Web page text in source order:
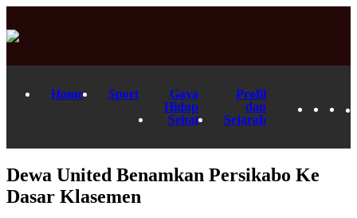
Home Sport
Gaya
Hidup
Sehat
Profil
dan
Sejarah
Dewa United Benamkan Persikabo Ke
Dasar Klasemen